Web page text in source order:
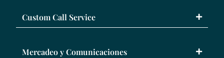
Custom Call Service
Mercadeo y Comunicaciones